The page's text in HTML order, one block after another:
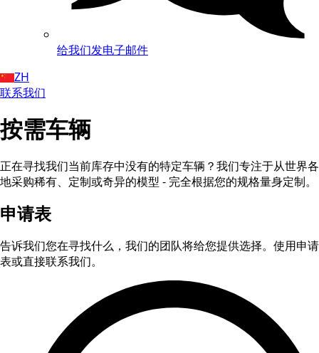
给我们发电子邮件
ZH
联系我们
按需车辆
正在寻找我们当前库存中没有的特定车辆？我们专注于从世界各
地采购稀有、定制或奇异的模型 - 完全根据您的规格量身定制。
申请表
告诉我们您在寻找什么，我们的团队将给您提供选择。使用申请
表或直接联系我们。